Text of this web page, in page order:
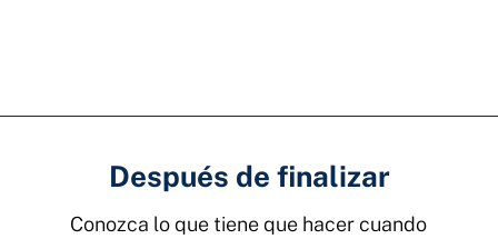
acoso-
delitos-
de-
Después de finalizar
Conozca lo que tiene que hacer cuando